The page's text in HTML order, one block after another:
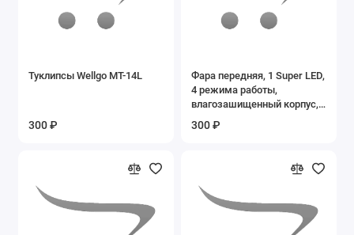
Туклипсы Wellgo MT-14L
300 ₽
Фара передняя, 1 Super LED,
4 режима работы,
влагозашищенный корпус,
300 ₽